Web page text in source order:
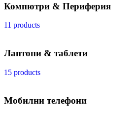
Компютри & Периферия
11 products
Лаптопи & таблети
15 products
Мобилни телефони